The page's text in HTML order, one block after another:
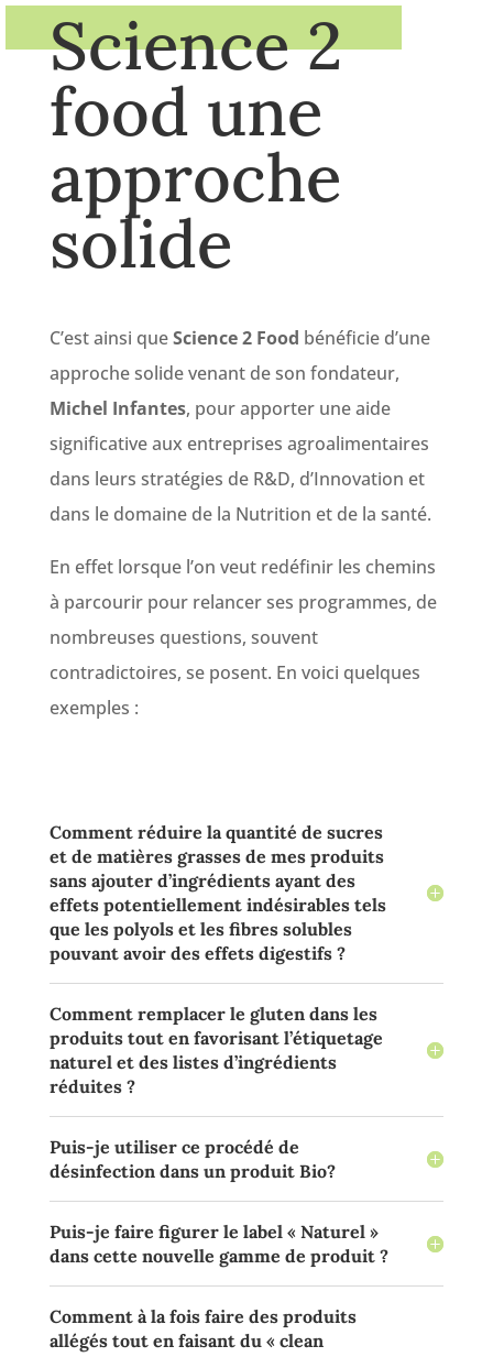
Science 2
food une
approche
solide
C’est ainsi queScience 2 Food bénéficie d’une
approche solide venant de son fondateur,
Michel Infantes, pour apporter une aide
significative aux entreprises agroalimentaires
dans leurs stratégies de R&D, d’Innovation et
dans le domaine de la Nutrition et de la santé.
En effet lorsque l’on veut redéfinir les chemins
à parcourir pour relancer ses programmes, de
nombreuses questions, souvent
contradictoires, se posent. En voici quelques
exemples :
Comment réduire la quantité de sucres
et de matières grasses de mes produits
sans ajouter d’ingrédients ayant des
effets potentiellement indésirables tels
que les polyols et les fibres solubles
pouvant avoir des effets digestifs ?
Comment remplacer le gluten dans les
produits tout en favorisant l’étiquetage
naturel et des listes d’ingrédients
réduites ?
Puis-je utiliser ce procédé de
désinfection dans un produit Bio?
Puis-je faire figurer le label « Naturel »
dans cette nouvelle gamme de produit ?
Comment à la fois faire des produits
allégés tout en faisant du « clean